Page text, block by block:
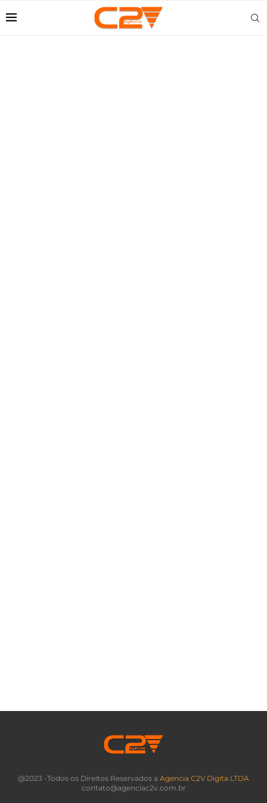
@2023 -Todos os Direitos Reservados a Agencia C2V Digita LTDA
contato@agenciac2v.com.br